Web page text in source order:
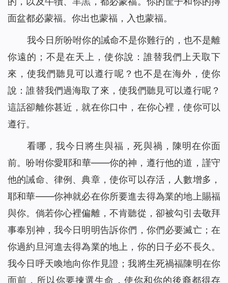
面盆都必蒙福。你出也蒙福，入也蒙福。
我今日所吩咐你的誡命不是你難行的，也不是離
你遠的；不是在天上，使你說：誰替我們上天取下
來，使我們聽見可以遵行呢？也不是在海外，使你
說：誰替我們過海取了來，使我們聽見可以遵行呢？
這話卻離你甚近，就在你口中，在你心裡，使你可以
遵行。
看哪，我今日將生與福，死與禍，陳明在你面
前。吩咐你愛耶和華——你的神，遵行他的道，謹守
他的誡命、律例、典章，使你可以存活，人數增多，
耶和華——你神就必在你所要進去得為業的地上賜福
與你。倘若你心裡偏離，不肯聽從，卻被勾引去敬拜
事奉別神，我今日明明告訴你們，你們必要滅亡；在
你過約旦河進去得為業的地上，你的日子必不長久。
我今日呼天喚地向你作見證；我將生死禍福陳明在你
面前，所以你要揀選生命，使你和你的後裔都得存